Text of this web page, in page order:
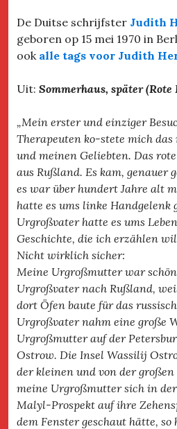
De Duitse schrijfster Judith
geboren op 15 mei 1970 in
ook alle tags voor Judith
Uit: Sommerhaus, später
„Mein erster und einziger
Therapeuten ko-stete mich
und meinen Geliebten. Das
aus Rußland. Es kam, genauer
es war über hundert Jahre alt
hatte es ums linke Handgelenk
Urgroßvater hatte es ums
Geschichte, die ich erzählen
Nicht wirklich sicher:
Meine Urgroßmutter war
Urgroßvater nach Rußland,
dort Öfen baute für das
Urgroßvater nahm eine große
Urgroßmutter auf der
Ostrow. Die Insel Wassilij
der kleinen und von der
meine Urgroßmutter sich in
Malyl-Prospekt auf ihre
dem Fenster geschaut hätte,